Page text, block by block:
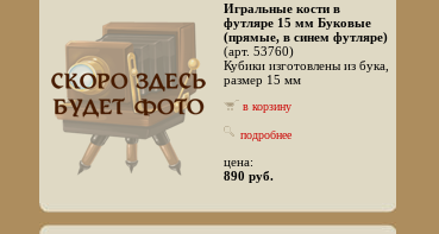
Игральные кости в
футляре 15 мм Буковые
(прямые, в синем футляре)
(арт. 53760)
Кубики изготовлены из бука,
размер 15 мм
в корзину
подробнее
цена:
890 руб.